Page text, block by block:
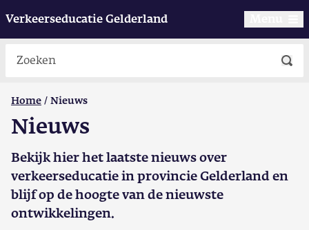
Verkeerseducatie Gelderland
Home Nieuws
Nieuws
Bekijk hier het laatste nieuws over
verkeerseducatie in provincie Gelderland en
blijf op de hoogte van de nieuwste
ontwikkelingen.